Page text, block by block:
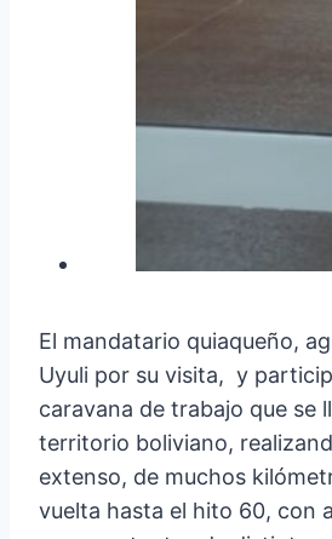
El mandatario quiaqueño,
Uyuli por su visita, y
caravana de trabajo que se
territorio boliviano,
extenso, de muchos
vuelta hasta el hito 60, con